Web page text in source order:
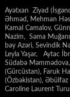
Ayətxan Ziyad
Əhməd, Mehman
Kamal Camalov,
Nazim, Səma
bəy Azəri, Sevindik
Leyla Yaşar, Aytac
Südabə
(Gürcüstan), Faruk
(Özbəkistan),
Caroline Laurent